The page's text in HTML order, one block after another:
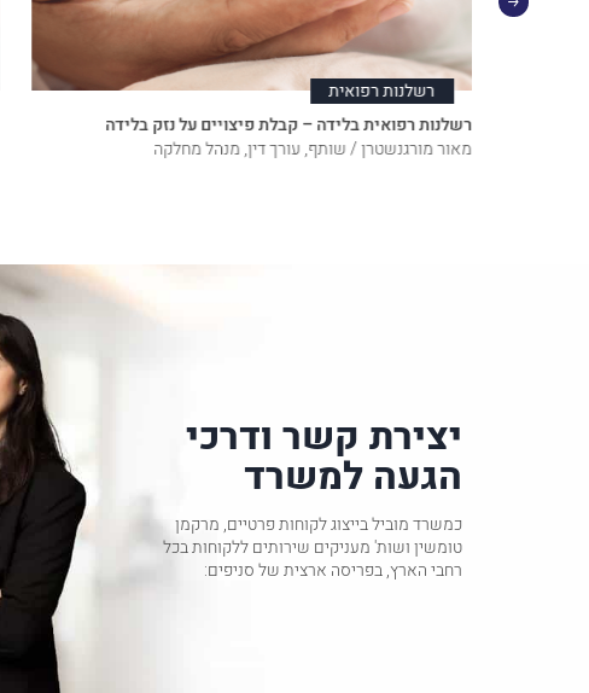
רשלנות רפואית
רשלנות רפואית בלידה – קבלת פיצויים על נזק בלידה
מאור מורגנשטרן / שותף, עורך דין, מנהל מחלקה
יצירת קשר ודרכי
הגעה למשרד
כמשרד מוביל בייצוג לקוחות פרטיים, מרקמן
טומשין ושות' מעניקים שירותים ללקוחות בכל
רחבי הארץ, בפריסה ארצית של סניפים: